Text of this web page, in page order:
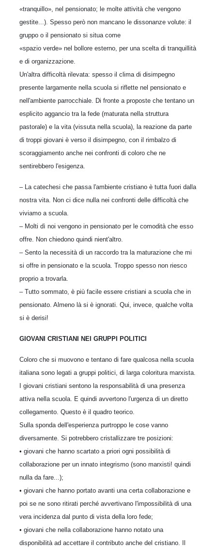
«tranquillo», nel pensionato; le molte attività che vengono
gestite...). Spesso però non mancano le dissonanze volute: il
gruppo o il pensionato si situa come
«spazio verde» nel bollore esterno, per una scelta di tranquillità
e di organizzazione.
Un'altra difficoltà rilevata: spesso il clima di disimpegno
presente largamente nella scuola si riflette nel pensionato e
nell'ambiente parrocchiale. Di fronte a proposte che tentano un
esplicito aggancio tra la fede (maturata nella struttura
pastorale) e la vita (vissuta nella scuola), la reazione da parte
di troppi giovani è verso il disimpegno, con il rimbalzo di
scoraggiamento anche nei confronti di coloro che ne
sentirebbero l'esigenza.
– La catechesi che passa l'ambiente cristiano è tutta fuori dalla
nostra vita. Non ci dice nulla nei confronti delle difficoltà che
viviamo a scuola.
– Molti dì noi vengono in pensionato per le comodità che esso
offre. Non chiedono quindi nient'altro.
– Sento la necessità di un raccordo tra la maturazione che mi
si offre in pensionato e la scuola. Troppo spesso non riesco
proprio a trovarla.
– Tutto sommato, è più facile essere cristiani a scuola che in
pensionato. Almeno là si è ignorati. Qui, invece, qualche volta
si è derisi!
GIOVANI CRISTIANI NEI GRUPPI POLITICI
Coloro che si muovono e tentano di fare qualcosa nella scuola
italiana sono legati a gruppi politici, di larga coloritura marxista.
I giovani cristiani sentono la responsabilità di una presenza
attiva nella scuola. E quindi avvertono l'urgenza di un diretto
collegamento. Questo è il quadro teorico.
Sulla sponda dell'esperienza purtroppo le cose vanno
diversamente. Si potrebbero cristallizzare tre posizioni:
• giovani che hanno scartato a priori ogni possibilità di
collaborazione per un innato integrismo (sono marxisti! quindi
nulla da fare...);
• giovani che hanno portato avanti una certa collaborazione e
poi se ne sono ritirati perché avvertivano l'impossibilità di una
vera incidenza dal punto di vista della loro fede;
• giovani che nella collaborazione hanno notato una
disponibilità ad accettare il contributo anche del cristiano. Il